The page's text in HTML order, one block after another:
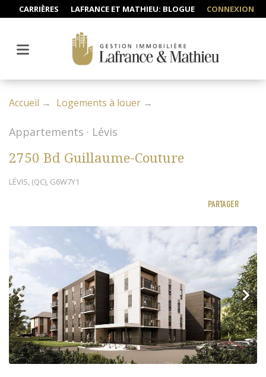
CARRIÈRES LAFRANCE ET MATHIEU: BLOGUE CONNEXION
Accueil Logements à louer
Appartements · Lévis
2750 Bd Guillaume-Couture
LÉVIS, (QC), G6W7Y1
PARTAGER